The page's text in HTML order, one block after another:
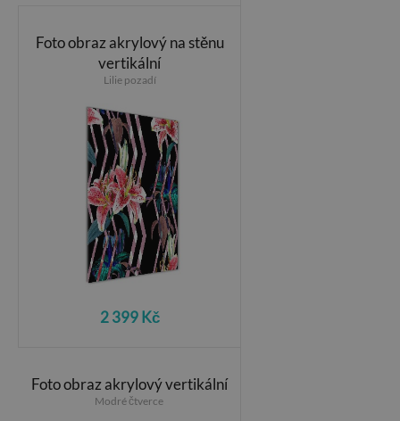
Foto obraz akrylový na stěnu
vertikální
Lilie pozadí
2 399 Kč
Foto obraz akrylový vertikální
Modré čtverce